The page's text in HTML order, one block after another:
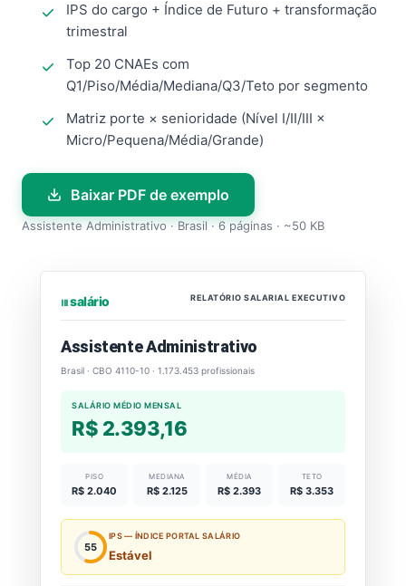
IPS do cargo + Índice de Futuro + transformação
trimestral
Top 20 CNAEs com
Q1/Piso/Média/Mediana/Q3/Teto por segmento
Matriz porte × senioridade (Nível I/II/III ×
Micro/Pequena/Média/Grande)
Baixar PDF de exemplo
Assistente Administrativo · Brasil · 6 páginas · ~50 KB
⏐⏐⏐ salário RELATÓRIO SALARIAL EXECUTIVO
Assistente Administrativo
Brasil · CBO 4110-10 · 1.173.453 profissionais
SALÁRIO MÉDIO MENSAL
R$ 2.393,16
PISO
R$ 2.040
MEDIANA
R$ 2.125
MÉDIA
R$ 2.393
TETO
R$ 3.353
55
IPS — ÍNDICE PORTAL SALÁRIO
Estável